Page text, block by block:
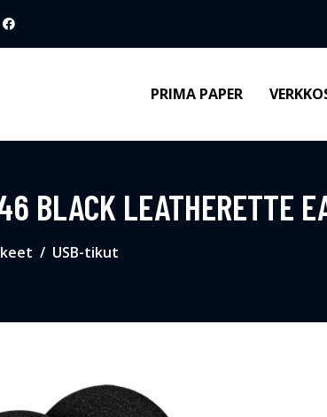
PRIMA PAPER
BLACK LEATHERETTE
USB-tikut